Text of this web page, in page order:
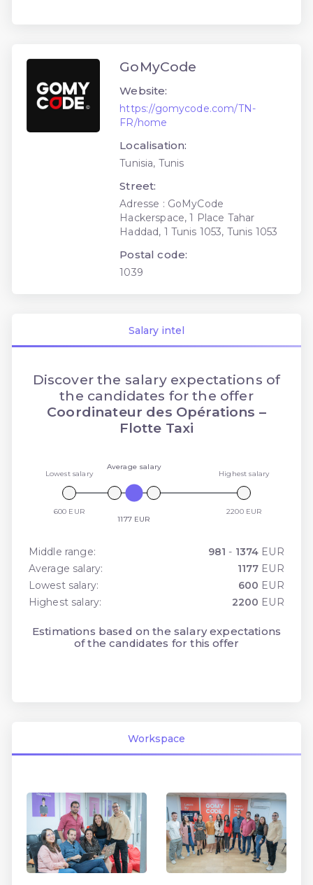
GoMyCode
Website:
https://gomycode.com/TN-
FR/home
Localisation:
Tunisia, Tunis
Street:
Adresse : GoMyCode
Hackerspace, 1 Place Tahar
Haddad, 1 Tunis 1053, Tunis 1053
Postal code:
1039
Salary intel
Discover the salary expectations of
the candidates for the offer
Coordinateur des Opérations –
Flotte Taxi
Lowest salary
600 EUR
Average salary
1177 EUR
Highest salary
2200 EUR
Middle range: 981 - 1374 EUR
Average salary:
1177 EUR
Lowest salary:
600 EUR
Highest salary:
2200 EUR
Estimations based on the salary expectations
of the candidates for this offer
Workspace